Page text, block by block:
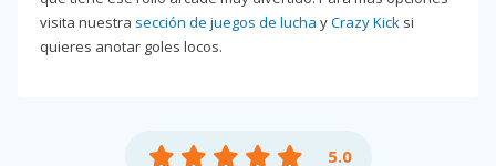
visita nuestra sección de juegos de lucha yCrazy Kick si
quieres anotar goles locos.
5.0